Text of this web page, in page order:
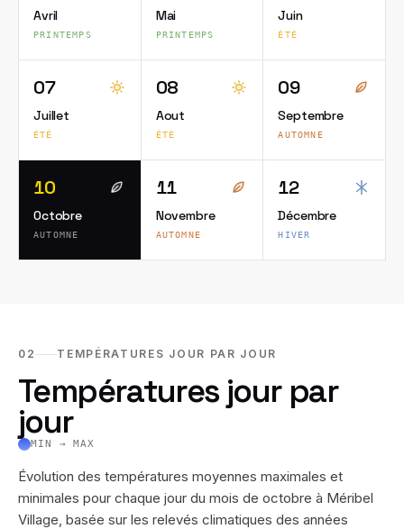
Avril
PRINTEMPS
Mai
PRINTEMPS
Juin
ÉTÉ
07
Juillet
ÉTÉ
08
Aout
ÉTÉ
09
Septembre
AUTOMNE
10
Octobre
AUTOMNE
11
Novembre
AUTOMNE
12
Décembre
HIVER
02 TEMPÉRATURES JOUR PAR JOUR
Températures jour par
jour
MIN → MAX
Évolution des températures moyennes maximales et
minimales pour chaque jour du mois de octobre à Méribel
Village, basée sur les relevés climatiques des années